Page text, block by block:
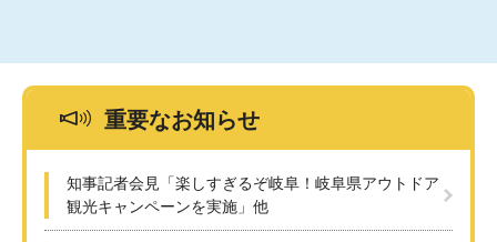
重要なお知らせ
知事記者会見「楽しすぎるぞ岐阜！岐阜県アウトドア
観光キャンペーンを実施」他